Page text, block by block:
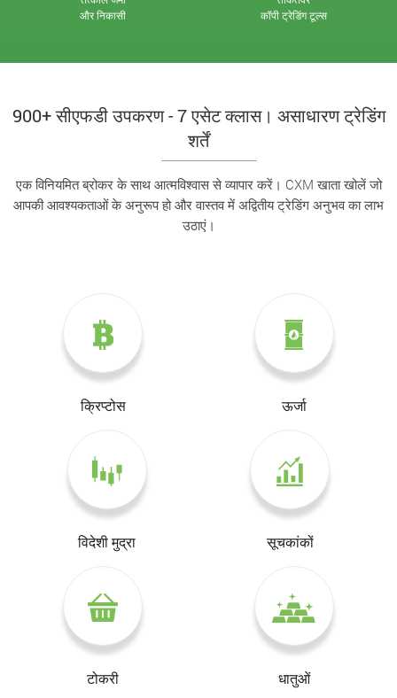
और निकासी
कॉपी ट्रेडिंग टूल्स
900+ सीएफडी उपकरण - 7 एसेट क्लास। असाधारण ट्रेडिंग
शर्तें
एक विनियमित ब्रोकर के साथ आत्मविश्वास से व्यापार करें। CXM खाता खोलें जो
आपकी आवश्यकताओं के अनुरूप हो और वास्तव में अद्वितीय ट्रेडिंग अनुभव का लाभ
उठाएं।
क्रिप्टोस ऊर्जा
विदेशी मुद्रा सूचकांकों
टोकरी धातुओं